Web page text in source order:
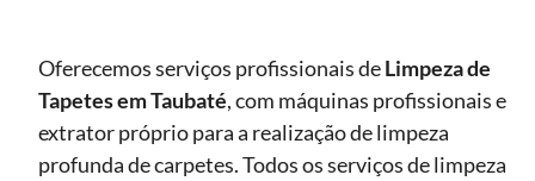
Oferecemos serviços profissionais deLimpeza de
Tapetesem Taubaté, com máquinas profissionais e
extrator próprio para a realização de limpeza
profunda de carpetes. Todos os serviços de limpeza